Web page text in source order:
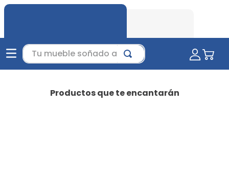
Tu mueble soñado aquí...
Productos que te encantarán